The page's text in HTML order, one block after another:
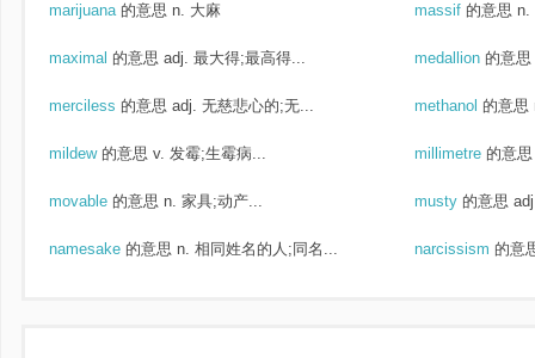
marijuana 的意思 n. 大麻 massif 的意思 n.
maximal 的意思 adj. 最大得;最高得... medallion 的意思
merciless 的意思 adj. 无慈悲心的;无... methanol 的意思
mildew 的意思 v. 发霉;生霉病... millimetre 的意思
movable 的意思 n. 家具;动产... musty 的意思
namesake 的意思 n. 相同姓名的人;同名... narcissism 的意